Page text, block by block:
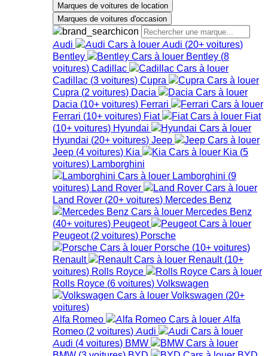
Marques de voitures de location
Marques de voitures d'occasion
Audi Audi (20+ voitures)
Bentley
Bentley (8
voitures) Cadillac
Cadillac (3 voitures) Cupra
Cupra (2 voitures) Dacia
Dacia (10+ voitures) Ferrari
Ferrari (10+ voitures) Fiat
Fiat
(10+ voitures) Hyundai
Hyundai (20+ voitures) Jeep
Jeep (4 voitures) Kia Kia (5
voitures) Lamborghini
Lamborghini (9
voitures) Land Rover
Land Rover (20+ voitures) Mercedes Benz
Mercedes Benz
(40+ voitures) Peugeot
Peugeot (2 voitures) Porsche
Porsche (10+ voitures)
Renault
Renault (10+
voitures) Rolls Royce
Rolls Royce (6 voitures) Volkswagen
Volkswagen (20+
voitures)
Alfa Romeo
Alfa
Romeo (2 voitures) Audi
Audi (4 voitures) BMW